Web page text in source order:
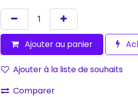
Ajouter au panier
Ajouter à la liste de souhaits
Comparer